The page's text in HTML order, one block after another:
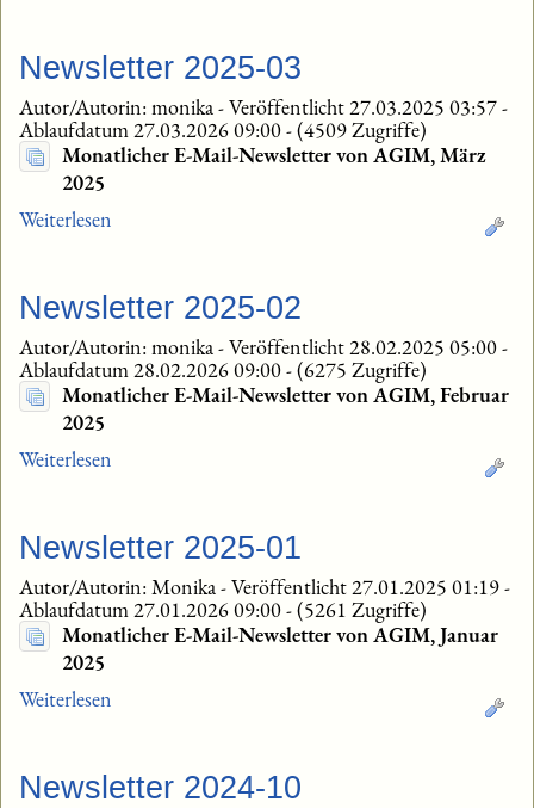
Newsletter 2025-03
Autor/Autorin: monika-Veröffentlicht 27.03.2025 03:57-
Ablaufdatum 27.03.2026 09:00-(4509 Zugriffe)
Monatlicher E-Mail-Newsletter von AGIM, März
2025
Weiterlesen
Newsletter 2025-02
Autor/Autorin: monika-Veröffentlicht 28.02.2025 05:00-
Ablaufdatum 28.02.2026 09:00-(6275 Zugriffe)
Monatlicher E-Mail-Newsletter von AGIM, Februar
2025
Weiterlesen
Newsletter 2025-01
Autor/Autorin: Monika-Veröffentlicht 27.01.2025 01:19-
Ablaufdatum 27.01.2026 09:00-(5261 Zugriffe)
Monatlicher E-Mail-Newsletter von AGIM, Januar
2025
Weiterlesen
Newsletter 2024-10